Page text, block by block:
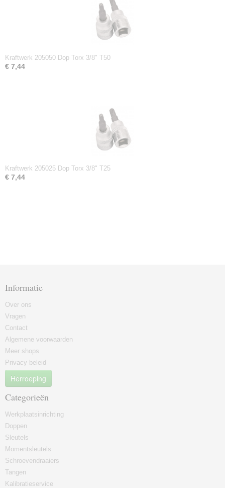
Kraftwerk 205050 Dop Torx 3/8" T50
€ 7,44
Kraftwerk 205025 Dop Torx 3/8" T25
€ 7,44
Informatie
Over ons
Vragen
Contact
Algemene voorwaarden
Meer shops
Privacy beleid
Herroeping
Categorieën
Werkplaatsinrichting
Doppen
Sleutels
Momentsleutels
Schroevendraaiers
Tangen
Kalibratieservice